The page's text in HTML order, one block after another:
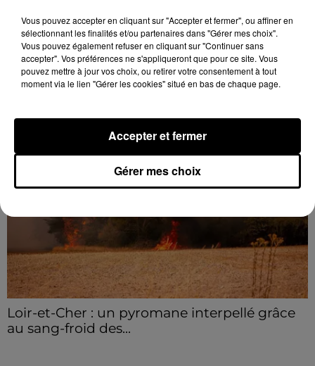
l'ordre face à la hausse...
Incrustation de déchets, déjections sur les sites
symboliques et temps communal gaspillé : face à la
hausse des incivilités, la mairie de Gommerville
hausse...
Loir-et-Cher : un pyromane interpellé grâce
au sang-froid des...
Vous pouvez accepter en cliquant sur "Accepter et fermer", ou affiner en
sélectionnant les finalités et/ou partenaires dans "Gérer mes choix".
Vous pouvez également refuser en cliquant sur "Continuer sans
accepter". Vos préférences ne s'appliqueront que pour ce site. Vous
pouvez mettre à jour vos choix, ou retirer votre consentement à tout
moment via le lien "Gérer les cookies" situé en bas de chaque page.
Gérer mes choix
Accepter et fermer